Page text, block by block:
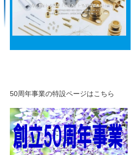
50周年事業の特設ページはこちら